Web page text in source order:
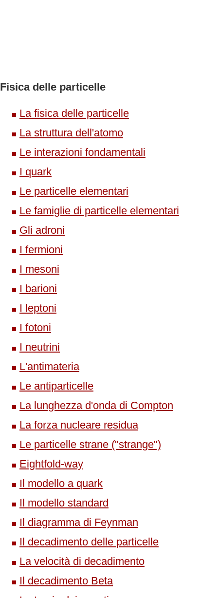
Fisica delle particelle
La fisica delle particelle
La struttura dell'atomo
Le interazioni fondamentali
I quark
Le particelle elementari
Le famiglie di particelle elementari
Gli adroni
I fermioni
I mesoni
I barioni
I leptoni
I fotoni
I neutrini
L'antimateria
Le antiparticelle
La lunghezza d'onda di Compton
La forza nucleare residua
Le particelle strane ("strange")
Eightfold-way
Il modello a quark
Il modello standard
Il diagramma di Feynman
Il decadimento delle particelle
La velocità di decadimento
Il decadimento Beta